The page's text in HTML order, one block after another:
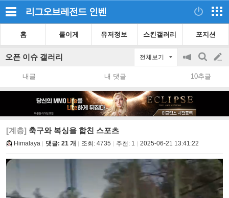
리그오브레전드 인벤
홈 롤이게 유저정보 스킨갤러리 포지션
오픈 이슈 갤러리 전체보기
공
지
on/off
검
색
글
쓰
내글 내 댓글 10추글
[계층] 축구와 복싱을 합친 스포츠
Himalaya 댓글: 21 개 조회: 4735 추천: 1 2025-06-21 13:41:22